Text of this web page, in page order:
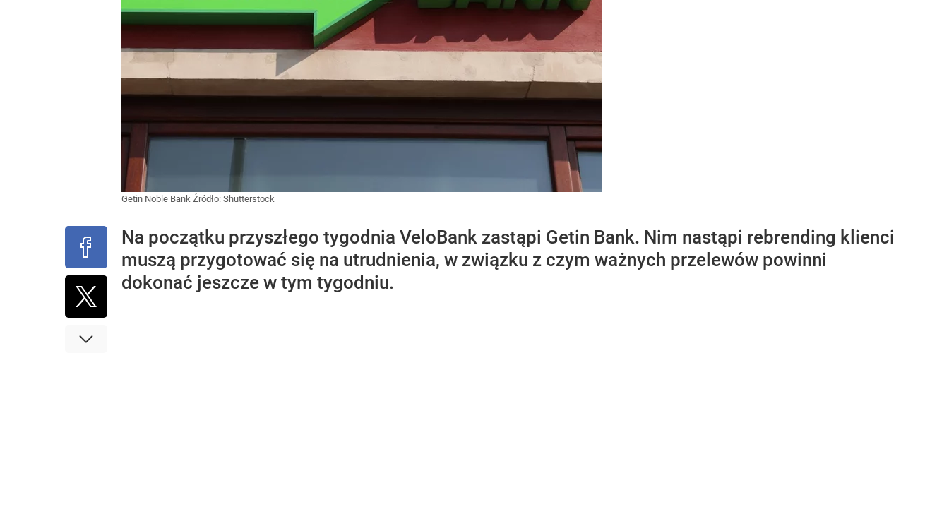
Getin Noble Bank Źródło: Shutterstock
Na początku przyszłego tygodnia VeloBank zastąpi Getin Bank. Nim nastąpi rebrending klienci
muszą przygotować się na utrudnienia, w związku z czym ważnych przelewów powinni
dokonać jeszcze w tym tygodniu.